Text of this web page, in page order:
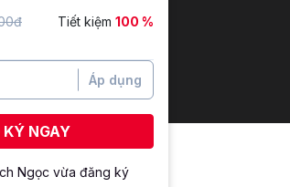
Tiết kiệm 100 %
Áp dụng
NGAY
Ngọc vừa đăng ký